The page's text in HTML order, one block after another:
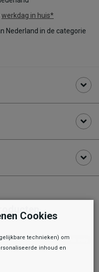
werkdag in huis*
Nederland in de categorie
Cookies
technieken) om
inhoud en